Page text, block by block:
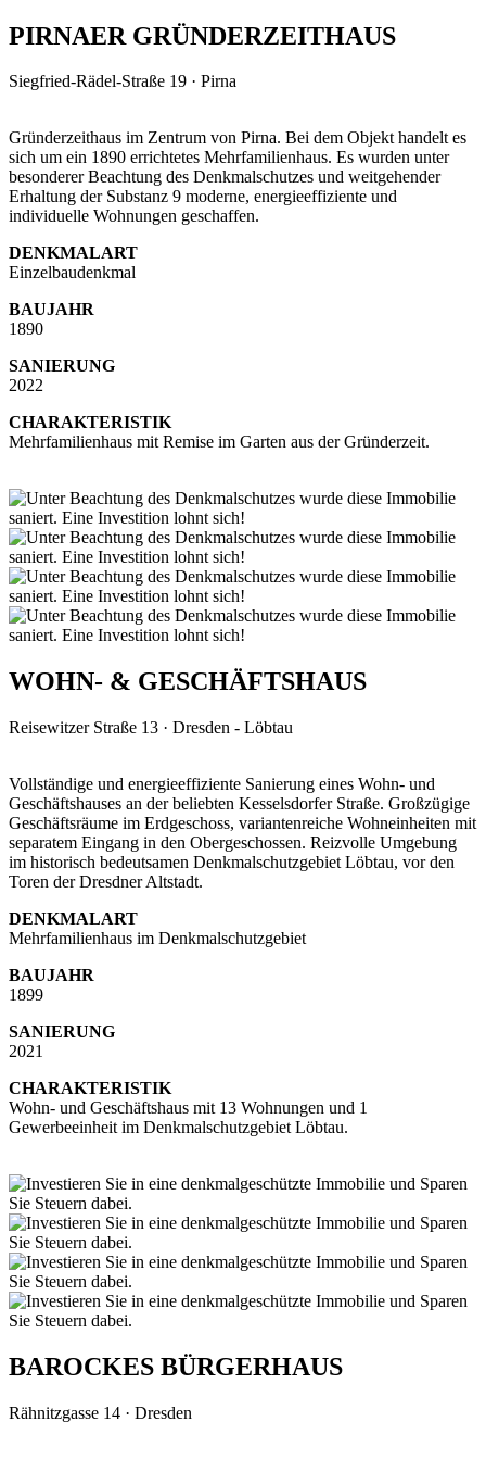
PIRNAER GRÜNDERZEITHAUS
Siegfried-Rädel-Straße 19 · Pirna
Gründerzeithaus im Zentrum von Pirna. Bei dem Objekt handelt es
sich um ein 1890 errichtetes Mehrfamilienhaus. Es wurden unter
besonderer Beachtung des Denkmalschutzes und weitgehender
Erhaltung der Substanz 9 moderne, energieeffiziente und
individuelle Wohnungen geschaffen.
DENKMALART
Einzelbaudenkmal
BAUJAHR
1890
SANIERUNG
2022
CHARAKTERISTIK
Mehrfamilienhaus mit Remise im Garten aus der Gründerzeit.
WOHN- & GESCHÄFTSHAUS
Reisewitzer Straße 13 · Dresden - Löbtau
Vollständige und energieeffiziente Sanierung eines Wohn- und
Geschäftshauses an der beliebten Kesselsdorfer Straße. Großzügige
Geschäftsräume im Erdgeschoss, variantenreiche Wohneinheiten mit
separatem Eingang in den Obergeschossen. Reizvolle Umgebung
im historisch bedeutsamen Denkmalschutzgebiet Löbtau, vor den
Toren der Dresdner Altstadt.
DENKMALART
Mehrfamilienhaus im Denkmalschutzgebiet
BAUJAHR
1899
SANIERUNG
2021
CHARAKTERISTIK
Wohn- und Geschäftshaus mit 13 Wohnungen und 1
Gewerbeeinheit im Denkmalschutzgebiet Löbtau.
BAROCKES BÜRGERHAUS
Rähnitzgasse 14 · Dresden